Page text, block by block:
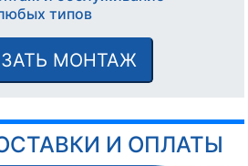
типов
МОНТАЖ
И ОПЛАТЫ